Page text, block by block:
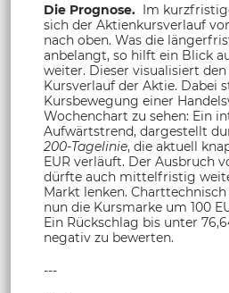
Die Prognose. Im
sich der Aktienkursverlauf
nach oben. Was die
anbelangt, so hilft ein Blick
weiter. Dieser visualisiert
Kursverlauf der Aktie. Dabei
Kursbewegung einer
Wochenchart zu sehen: Ein
Aufwärtstrend, dargestellt
200-Tagelinie, die aktuell
EUR verläuft. Der Ausbruch
dürfte auch mittelfristig
Markt lenken.
nun die Kursmarke um 100
Ein Rückschlag bis unter
negativ zu bewerten.
---